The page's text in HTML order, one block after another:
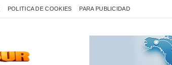
POLITICA DE COOKIES PARA PUBLICIDAD